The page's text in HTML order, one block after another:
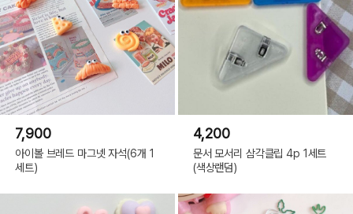
7,900
아이볼 브레드 마그넷 자석(6개 1
세트)
4,200
문서 모서리 삼각클립 4p 1세트
(색상랜덤)